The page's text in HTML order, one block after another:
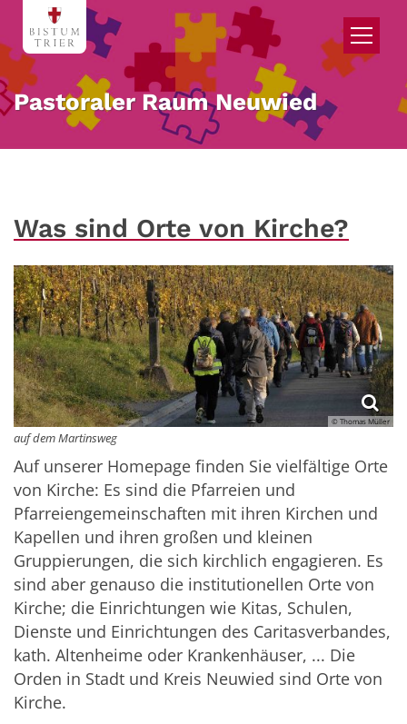
Zum Inhalt springen
Pastoraler Raum Neuwied
Was sind Orte von Kirche?
© Thomas Müller
auf dem Martinsweg
Auf unserer Homepage finden Sie vielfältige Orte
von Kirche: Es sind die Pfarreien und
Pfarreiengemeinschaften mit ihren Kirchen und
Kapellen und ihren großen und kleinen
Gruppierungen, die sich kirchlich engagieren. Es
sind aber genauso die institutionellen Orte von
Kirche; die Einrichtungen wie Kitas, Schulen,
Dienste und Einrichtungen des Caritasverbandes,
kath. Altenheime oder Krankenhäuser, ... Die
Orden in Stadt und Kreis Neuwied sind Orte von
Kirche.